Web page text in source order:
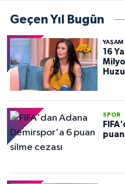
Geçen Yıl Bugün
YAŞAM
16
SPOR